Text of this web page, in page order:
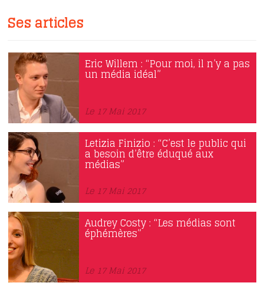
Ses articles
Eric Willem : “Pour moi, il n’y a pas
un média idéal”
Le 17 Mai 2017
Letizia Finizio : “C’est le public qui
a besoin d’être éduqué aux
médias”
Le 17 Mai 2017
Audrey Costy : “Les médias sont
éphémères”
Le 17 Mai 2017